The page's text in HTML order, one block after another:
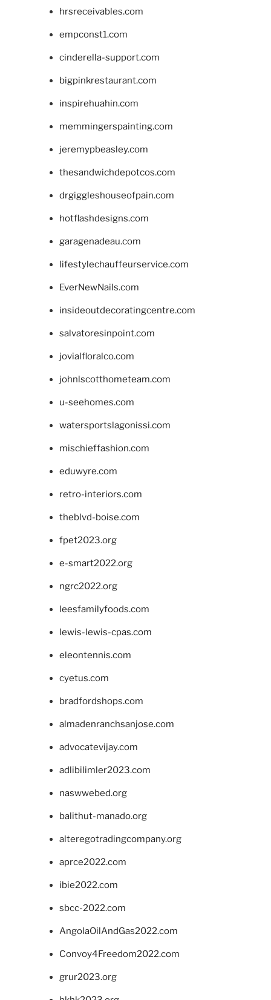
hrsreceivables.com
empconst1.com
cinderella-support.com
bigpinkrestaurant.com
inspirehuahin.com
memmingerspainting.com
jeremypbeasley.com
thesandwichdepotcos.com
drgiggleshouseofpain.com
hotflashdesigns.com
garagenadeau.com
lifestylechauffeurservice.com
EverNewNails.com
insideoutdecoratingcentre.com
salvatoresinpoint.com
jovialfloralco.com
johnlscotthometeam.com
u-seehomes.com
watersportslagonissi.com
mischieffashion.com
eduwyre.com
retro-interiors.com
theblvd-boise.com
fpet2023.org
e-smart2022.org
ngrc2022.org
leesfamilyfoods.com
lewis-lewis-cpas.com
eleontennis.com
cyetus.com
bradfordshops.com
almadenranchsanjose.com
advocatevijay.com
adlibilimler2023.com
naswwebed.org
balithut-manado.org
alteregotradingcompany.org
aprce2022.com
ibie2022.com
sbcc-2022.com
AngolaOilAndGas2022.com
Convoy4Freedom2022.com
grur2023.org